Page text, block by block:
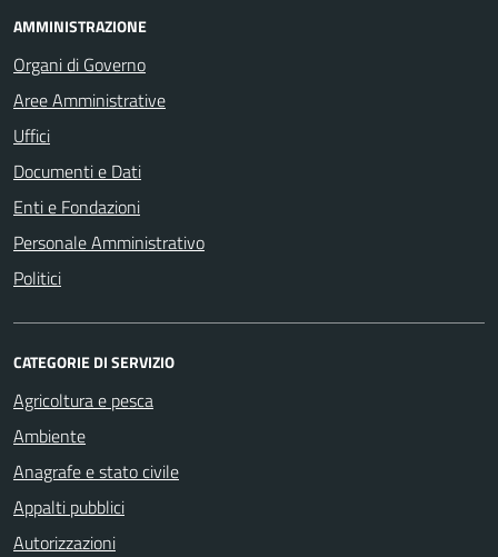
AMMINISTRAZIONE
Organi di Governo
Aree Amministrative
Uffici
Documenti e Dati
Enti e Fondazioni
Personale Amministrativo
Politici
CATEGORIE DI SERVIZIO
Agricoltura e pesca
Ambiente
Anagrafe e stato civile
Appalti pubblici
Autorizzazioni